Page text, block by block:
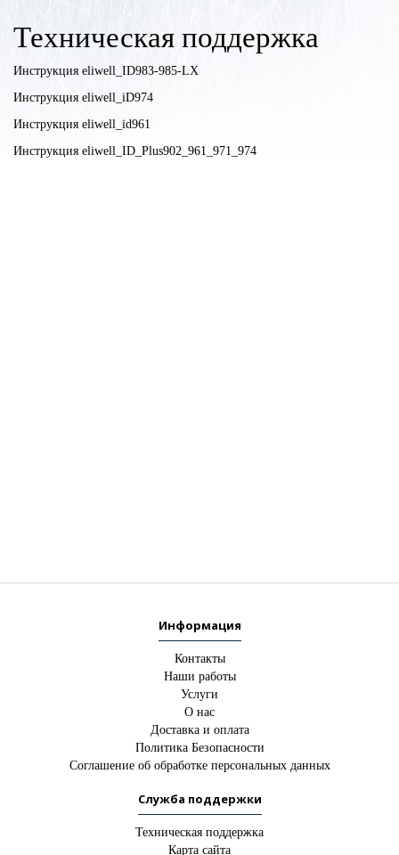
Техническая поддержка
Инструкция eliwell_ID983-985-LX
Инструкция eliwell_iD974
Инструкция eliwell_id961
Инструкция eliwell_ID_Plus902_961_971_974
Информация
Контакты
Наши работы
Услуги
О нас
Доставка и оплата
Политика Безопасности
Соглашение об обработке персональных данных
Служба поддержки
Техническая поддержка
Карта сайта